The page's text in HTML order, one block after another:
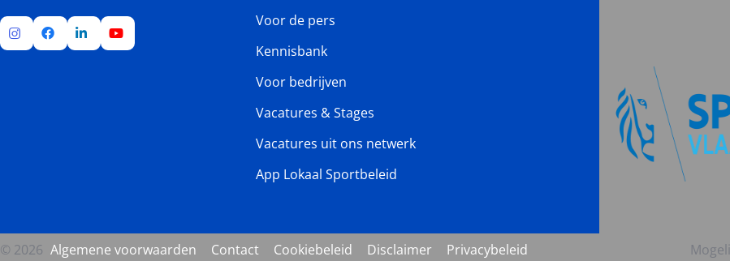
Voor de pers
Kennisbank
Voor bedrijven
Vacatures & Stages
Vacatures uit ons netwerk
App Lokaal Sportbeleid
© 2026 Algemene voorwaarden Contact Cookiebeleid Disclaimer Privacybeleid